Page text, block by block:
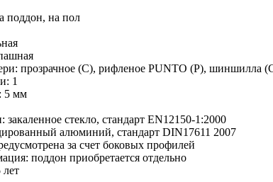
поддон, на пол
прозрачное (C), рифленое PUNTO (P), шиншилла
1
5 мм
стекло, стандарт EN12150-1:2000
алюминий, стандарт DIN17611 2007
за счет боковых профилей
поддон приобретается отдельно
лет